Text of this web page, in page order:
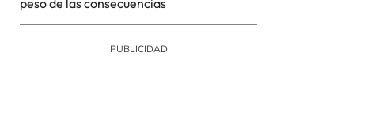
peso de las consecuencias